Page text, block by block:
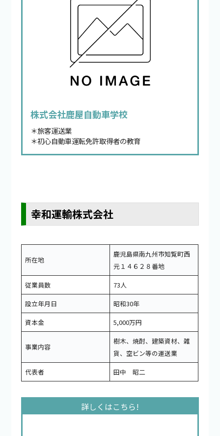
株式会社鹿屋自動車学校
＊旅客運送業
＊初心自動車運転免許取得者の教育
幸和運輸株式会社
所在地
鹿児島県南九州市知覧町西
元１４６２８番地
従業員数
73人
設立年月日
昭和30年
資本金
5,000万円
事業内容
樹木、焼酎、建築資材、雑
貨、空ビン等の運送業
代表者
田中 昭二